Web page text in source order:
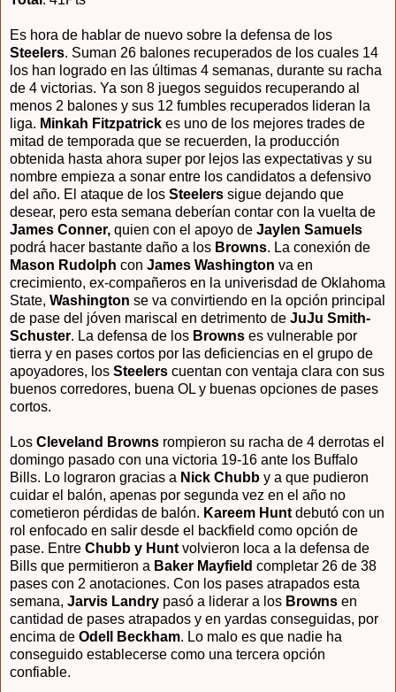
Es hora de hablar de nuevo sobre la defensa de los
Steelers. Suman 26 balones recuperados de los cuales 14
los han logrado en las últimas 4 semanas, durante su racha
de 4 victorias. Ya son 8 juegos seguidos recuperando al
menos 2 balones y sus 12 fumbles recuperados lideran la
liga. Minkah Fitzpatrick es uno de los mejores trades de
mitad de temporada que se recuerden, la producción
obtenida hasta ahora super por lejos las expectativas y su
nombre empieza a sonar entre los candidatos a defensivo
del año. El ataque de los Steelers sigue dejando que
desear, pero esta semana deberían contar con la vuelta de
James Conner, quien con el apoyo de Jaylen Samuels
podrá hacer bastante daño a los Browns. La conexión de
Mason Rudolph con James Washington va en
crecimiento, ex-compañeros en la univerisdad de Oklahoma
State, Washington se va convirtiendo en la opción principal
de pase del jóven mariscal en detrimento de JuJu Smith-
Schuster. La defensa de los Browns es vulnerable por
tierra y en pases cortos por las deficiencias en el grupo de
apoyadores, los Steelers cuentan con ventaja clara con sus
buenos corredores, buena OL y buenas opciones de pases
cortos.
Los Cleveland Browns rompieron su racha de 4 derrotas el
domingo pasado con una victoria 19-16 ante los Buffalo
Bills. Lo lograron gracias a Nick Chubb y a que pudieron
cuidar el balón, apenas por segunda vez en el año no
cometieron pérdidas de balón. Kareem Hunt debutó con un
rol enfocado en salir desde el backfield como opción de
pase. Entre Chubb y Hunt volvieron loca a la defensa de
Bills que permitieron a Baker Mayfield completar 26 de 38
pases con 2 anotaciones. Con los pases atrapados esta
semana, Jarvis Landry pasó a liderar a los Browns en
cantidad de pases atrapados y en yardas conseguidas, por
encima de Odell Beckham. Lo malo es que nadie ha
conseguido establecerse como una tercera opción
confiable.